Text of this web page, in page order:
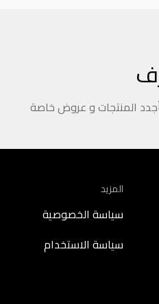
أجدد المنتجات و عروض خاصة
المزيد
سياسة الخصوصية
سياسة الاستخدام